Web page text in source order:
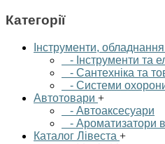
Категорії
Інструменти,
- Інструменти та
- Сантехніка та
- Системи
Автотовари +
- Автоаксесуари
- Ароматизатори
Каталог Лівеста +